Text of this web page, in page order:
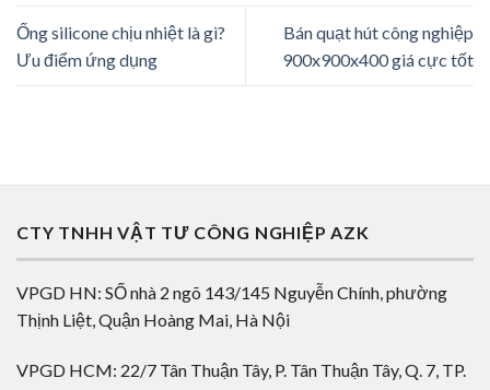
Ống silicone chịu nhiệt là gì?
Ưu điểm ứng dụng
Bán quạt hút công nghiệp
900x900x400 giá cực tốt
CTY TNHH VẬT TƯ CÔNG NGHIỆP AZK
VPGD HN: SỐ nhà 2 ngõ 143/145 Nguyễn Chính, phường
Thịnh Liệt, Quận Hoàng Mai, Hà Nội
VPGD HCM: 22/7 Tân Thuận Tây, P. Tân Thuận Tây, Q. 7, TP.